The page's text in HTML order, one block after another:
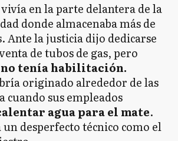
vivía en la parte delantera de la
donde almacenaba más de
Ante la justicia dijo dedicarse
de tubos de gas, pero
tenía habilitación.
originado alrededor de las
cuando sus empleados
agua para el mate.
un desperfecto técnico como el